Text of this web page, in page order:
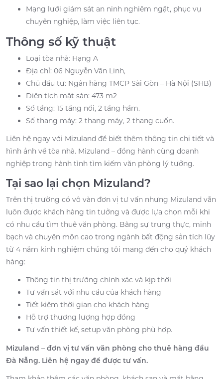
Mạng lưới giám sát an ninh nghiêm ngặt, phục vụ
chuyên nghiệp, làm việc liên tục.
Thông số kỹ thuật
Loại tòa nhà: Hạng A
Địa chỉ: 06 Nguyễn Văn Linh,
Chủ đầu tư: Ngân hàng TMCP Sài Gòn – Hà Nội (SHB)
Diện tích mặt sàn: 473 m2
Số tầng: 15 tầng nổi, 2 tầng hầm.
Số thang máy: 2 thang máy, 2 thang cuốn.
Liên hệ ngay với Mizuland để biết thêm thông tin chi tiết và
hình ảnh về tòa nhà. Mizuland – đồng hành cùng doanh
nghiệp trong hành tình tìm kiếm văn phòng lý tưởng.
Tại sao lại chọn Mizuland?
Trên thị trường có vô vàn đơn vị tư vấn nhưng Mizuland vẫn
luôn được khách hàng tin tưởng và được lựa chọn mỗi khi
có nhu cầu tìm thuê văn phòng. Bằng sự trung thực, minh
bạch và chuyên môn cao trong ngành bất động sản tích lũy
từ 4 năm kinh nghiệm chúng tôi mang đến cho quý khách
hàng:
Thông tin thị trường chính xác và kịp thời
Tư vấn sát với nhu cầu của khách hàng
Tiết kiệm thời gian cho khách hàng
Hỗ trợ thương lượng hợp đồng
Tư vấn thiết kế, setup văn phòng phù hợp.
Mizuland – đơn vị tư vấn văn phòng cho thuê hàng đầu
Đà Nẵng. Liên hệ ngay để được tư vấn.